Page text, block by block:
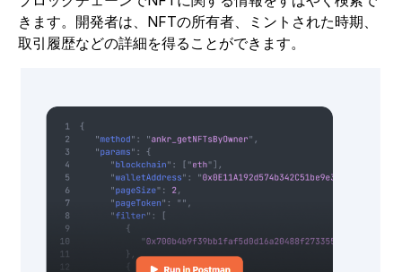
きます。開発者は、NFTの所有者、ミントされた時期、
取引履歴などの詳細を得ることができます。